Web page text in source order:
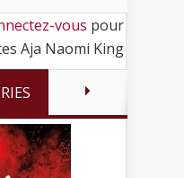
vous pour
Aja Naomi King